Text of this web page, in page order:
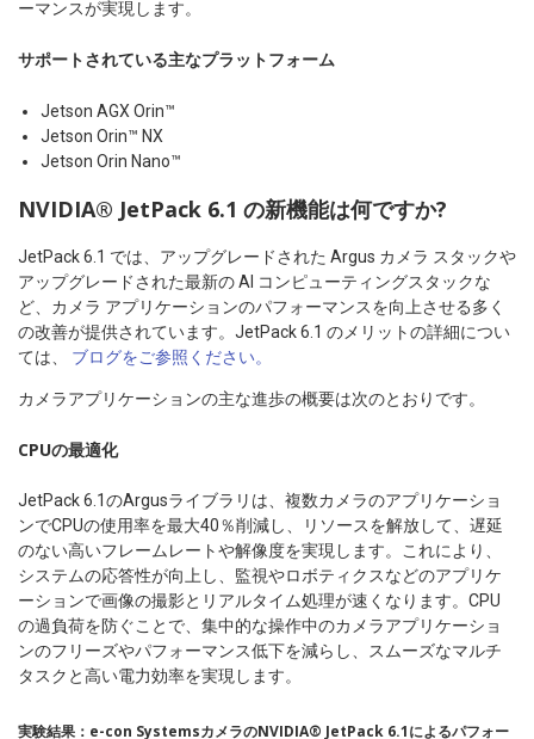
ーマンスが実現します。
サポートされている主なプラットフォーム
Jetson AGX Orin™
Jetson Orin™ NX
Jetson Orin Nano™
NVIDIA® JetPack 6.1 の新機能は何ですか?
JetPack 6.1 では、アップグレードされた Argus カメラ スタックや
アップグレードされた最新の AI コンピューティングスタックな
ど、カメラ アプリケーションのパフォーマンスを向上させる多く
の改善が提供されています。JetPack 6.1 のメリットの詳細につい
ては、 ブログをご参照ください。
カメラアプリケーションの主な進歩の概要は次のとおりです。
CPUの最適化
JetPack 6.1のArgusライブラリは、複数カメラのアプリケーショ
ンでCPUの使用率を最大40％削減し、リソースを解放して、遅延
のない高いフレームレートや解像度を実現します。これにより、
システムの応答性が向上し、監視やロボティクスなどのアプリケ
ーションで画像の撮影とリアルタイム処理が速くなります。CPU
の過負荷を防ぐことで、集中的な操作中のカメラアプリケーショ
ンのフリーズやパフォーマンス低下を減らし、スムーズなマルチ
タスクと高い電力効率を実現します。
実験結果：e-con SystemsカメラのNVIDIA® JetPack 6.1によるパフォー